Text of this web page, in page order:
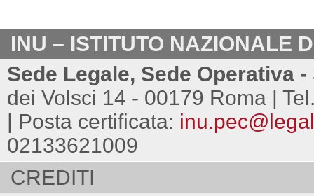
INU – ISTITUTO NAZIONALE
Sede Legale, Sede Operativa
dei Volsci 14 - 00179 Roma |
| Posta certificata:
02133621009
CREDITI